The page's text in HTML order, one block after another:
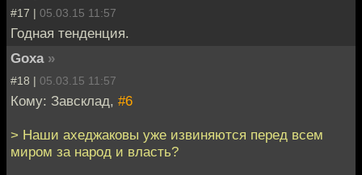
#17 | 05.03.15 11:57
Годная тенденция.
Goxa »
#18 | 05.03.15 11:57
Кому: Завсклад, #6
> Наши ахеджаковы уже извиняются перед всем
миром за народ и власть?